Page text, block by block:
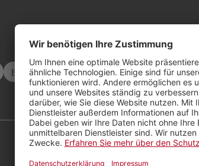
FUSSBALL SUPERLEAGUE